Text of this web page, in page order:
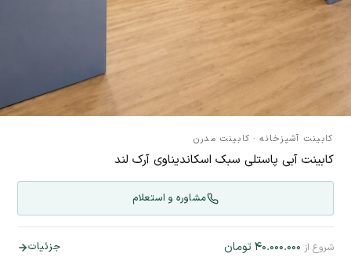
کابینت آشپزخانه· کابینت مدرن
کابینت آبی پاستلی سبک اسکاندیناوی آرک لند
مشاوره و استعلام
شروع از ۴۰.۰۰۰.۰۰۰ تومان جزئیات